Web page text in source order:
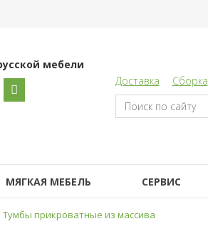
мебели
Доставка Сборка
МЯГКАЯ МЕБЕЛЬ СЕРВИС
Тумбы прикроватные из массива